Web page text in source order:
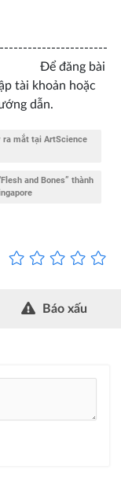
Để đăng bài
tài khoản hoặc
dẫn.
ra mắt tại ArtScience
and Bones” thành
Báo xấu